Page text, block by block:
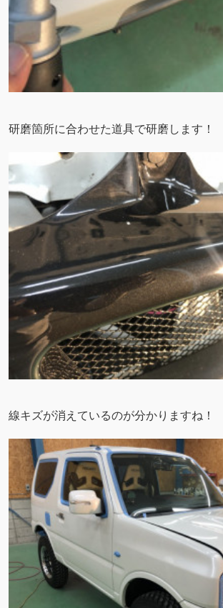
研磨箇所に合わせた道具で研磨します！
線キズが消えているのが分かりますね！